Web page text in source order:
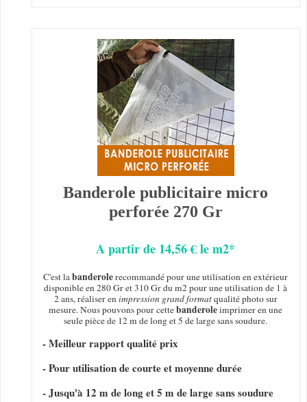
Banderole publicitaire micro
perforée 270 Gr
A partir de 14,56 € le m2*
C'est labanderolerecommandé pour une utilisation en extérieur
disponible en 280 Gr et 310 Gr du m2 pour une utilisation de 1 à
2 ans, réaliser enimpression grand formatqualité photo sur
mesure. Nous pouvons pour cettebanderoleimprimer en une
seule pièce de 12 m de long et 5 de large sans soudure.
- Meilleur rapport qualité prix
- Pour utilisation de courte et moyenne durée
- Jusqu'à 12 m de long et 5 m de large sans soudure